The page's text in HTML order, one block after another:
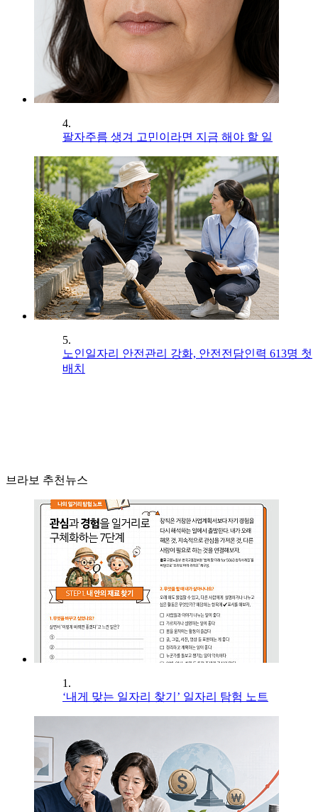
4.
팔자주름 생겨 고민이라면 지금 해야 할 일
5.
노인일자리 안전관리 강화, 안전전담인력 613명 첫
배치
브라보 추천뉴스
1.
‘내게 맞는 일자리 찾기’ 일자리 탐험 노트